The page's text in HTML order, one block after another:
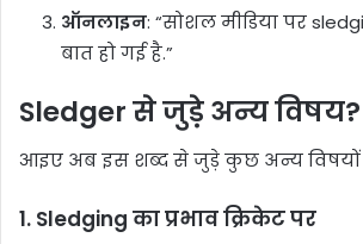
ऑनलाइन: “सोशल मीडिया पर
बात हो गई है.”
Sledger से जुड़े अन्य विषय?
आइए अब इस शब्द से जुड़े कुछ अन्य विषयों
1. Sledging का प्रभाव क्रिकेट पर